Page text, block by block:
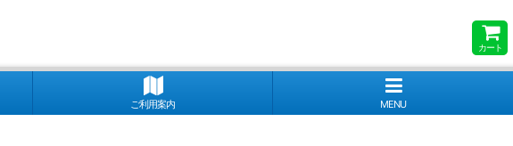
カート
ご利用案内 MENU